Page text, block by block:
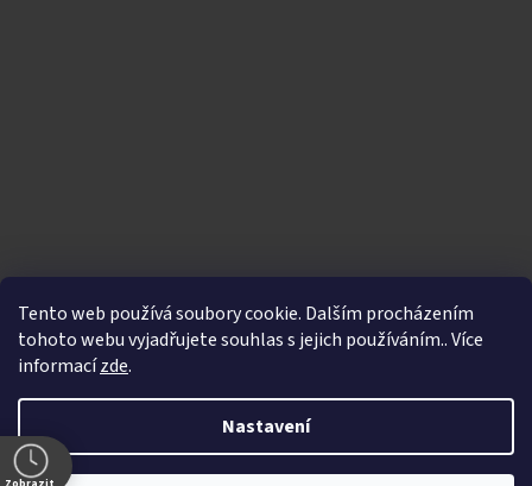
Tento web používá soubory cookie. Dalším procházením
tohoto webu vyjadřujete souhlas s jejich používáním.. Více
informacízde.
Nastavení
Vytvořil Shoptet |Nakódoval eshopGuru
Copyright 2026Bikegallery.cz. Všechna práva